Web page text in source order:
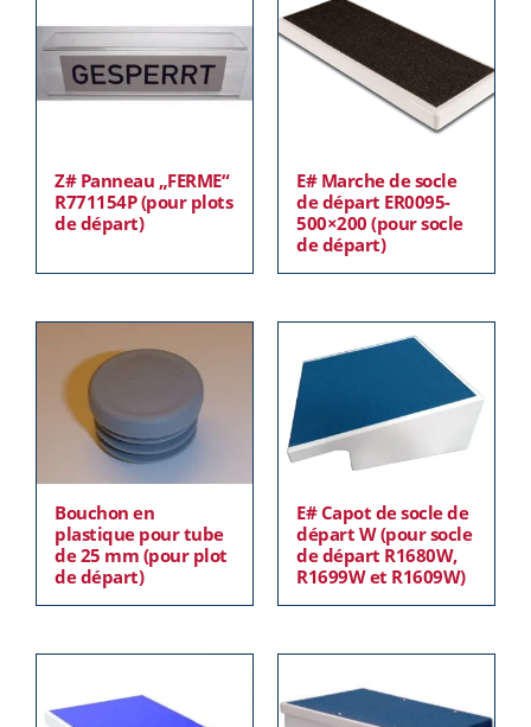
Z# Panneau „FERME“
R771154P (pour plots
de départ)
E# Marche de socle
de départ ER0095-
500×200 (pour socle
de départ)
Bouchon en
plastique pour tube
de 25 mm (pour plot
de départ)
E# Capot de socle de
départ W (pour socle
de départ R1680W,
R1699W et R1609W)